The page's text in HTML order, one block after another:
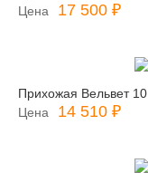
Цена
17 500 ₽
Прихожая Вельвет 10
Цена
14 510 ₽